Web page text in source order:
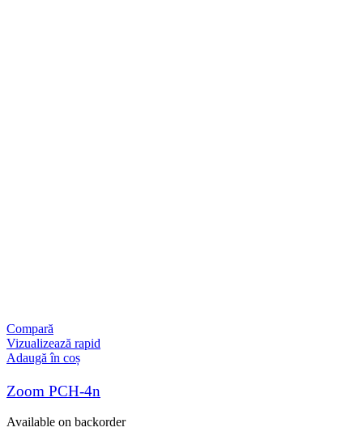
Compară
Vizualizează rapid
Adaugă în coș
Zoom PCH-4n
Available on backorder